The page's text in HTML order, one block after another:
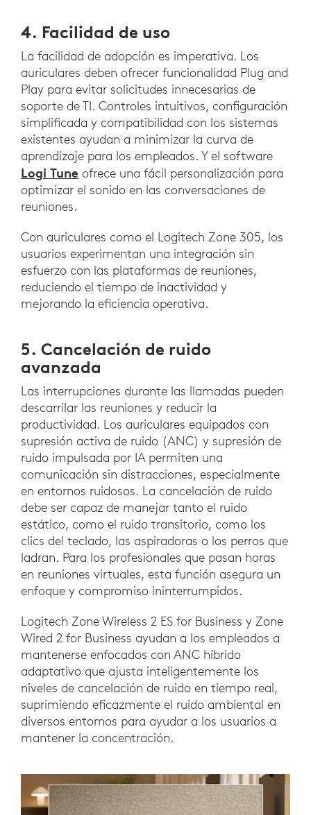
4. Facilidad de uso
La facilidad de adopción es imperativa. Los
auriculares deben ofrecer funcionalidad Plug and
Play para evitar solicitudes innecesarias de
soporte de TI. Controles intuitivos, configuración
simplificada y compatibilidad con los sistemas
existentes ayudan a minimizar la curva de
aprendizaje para los empleados. Y el software
Logi Tune ofrece una fácil personalización para
optimizar el sonido en las conversaciones de
reuniones.
Con auriculares como el Logitech Zone 305, los
usuarios experimentan una integración sin
esfuerzo con las plataformas de reuniones,
reduciendo el tiempo de inactividad y
mejorando la eficiencia operativa.
5. Cancelación de ruido
avanzada
Las interrupciones durante las llamadas pueden
descarrilar las reuniones y reducir la
productividad. Los auriculares equipados con
supresión activa de ruido (ANC) y supresión de
ruido impulsada por IA permiten una
comunicación sin distracciones, especialmente
en entornos ruidosos. La cancelación de ruido
debe ser capaz de manejar tanto el ruido
estático, como el ruido transitorio, como los
clics del teclado, las aspiradoras o los perros que
ladran. Para los profesionales que pasan horas
en reuniones virtuales, esta función asegura un
enfoque y compromiso ininterrumpidos.
Logitech Zone Wireless 2 ES for Business y Zone
Wired 2 for Business ayudan a los empleados a
mantenerse enfocados con ANC híbrido
adaptativo que ajusta inteligentemente los
niveles de cancelación de ruido en tiempo real,
suprimiendo eficazmente el ruido ambiental en
diversos entornos para ayudar a los usuarios a
mantener la concentración.